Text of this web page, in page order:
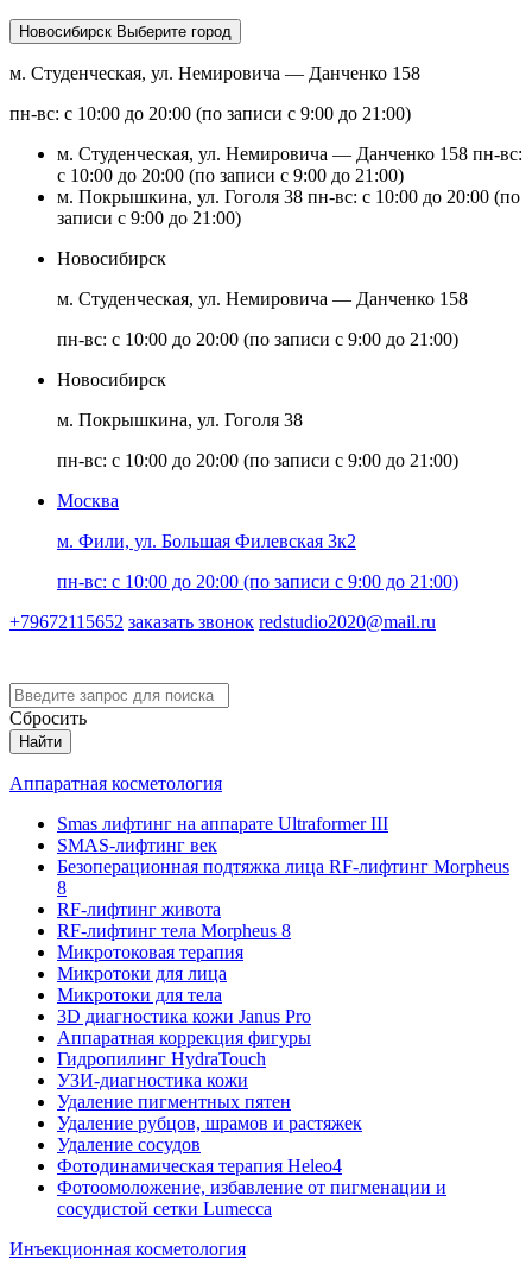
Новосибирск Выберите город
м. Студенческая, ул. Немировича — Данченко 158
пн-вс: с 10:00 до 20:00 (по записи с 9:00 до 21:00)
м. Студенческая, ул. Немировича — Данченко 158 пн-вс:
с 10:00 до 20:00 (по записи с 9:00 до 21:00)
м. Покрышкина, ул. Гоголя 38 пн-вс: с 10:00 до 20:00 (по
записи с 9:00 до 21:00)
Новосибирск
м. Студенческая, ул. Немировича — Данченко 158
пн-вс: с 10:00 до 20:00 (по записи с 9:00 до 21:00)
Новосибирск
м. Покрышкина, ул. Гоголя 38
пн-вс: с 10:00 до 20:00 (по записи с 9:00 до 21:00)
Москва
м. Фили, ул. Большая Филевская 3к2
пн-вс: с 10:00 до 20:00 (по записи с 9:00 до 21:00)
+79672115652 заказать звонок redstudio2020@mail.ru
Сбросить
Найти
Аппаратная косметология
Smas лифтинг на аппарате Ultraformer III
SMAS-лифтинг век
Безоперационная подтяжка лица RF-лифтинг Morpheus
8
RF-лифтинг живота
RF-лифтинг тела Morpheus 8
Микротоковая терапия
Микротоки для лица
Микротоки для тела
3D диагностика кожи Janus Pro
Аппаратная коррекция фигуры
Гидропилинг HydraTouch
УЗИ-диагностика кожи
Удаление пигментных пятен
Удаление рубцов, шрамов и растяжек
Удаление сосудов
Фотодинамическая терапия Heleo4
Фотоомоложение, избавление от пигменации и
сосудистой сетки Lumecca
Инъекционная косметология